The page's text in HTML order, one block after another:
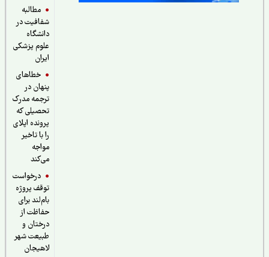
مطالبه
شفافیت در
دانشگاه
علوم پزشکی
خطاهای
پنهان در
ترجمه مدرک
تحصیلی که
پرونده اپلای
را با تاخیر
درخواست
توقف پروژه
بام‌لند برای
حفاظت از
درختان و
طبیعت شهر
لاهیجان